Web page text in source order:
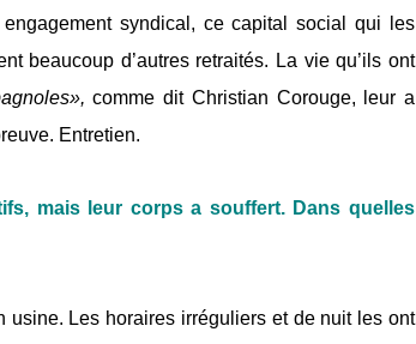
syndical, ce capital social qui les
beaucoup d’autres retraités. La vie qu’ils ont
comme dit Christian Corouge, leur a
Entretien.
mais leur corps a souffert. Dans quelles
usine. Les horaires irréguliers et de nuit les ont